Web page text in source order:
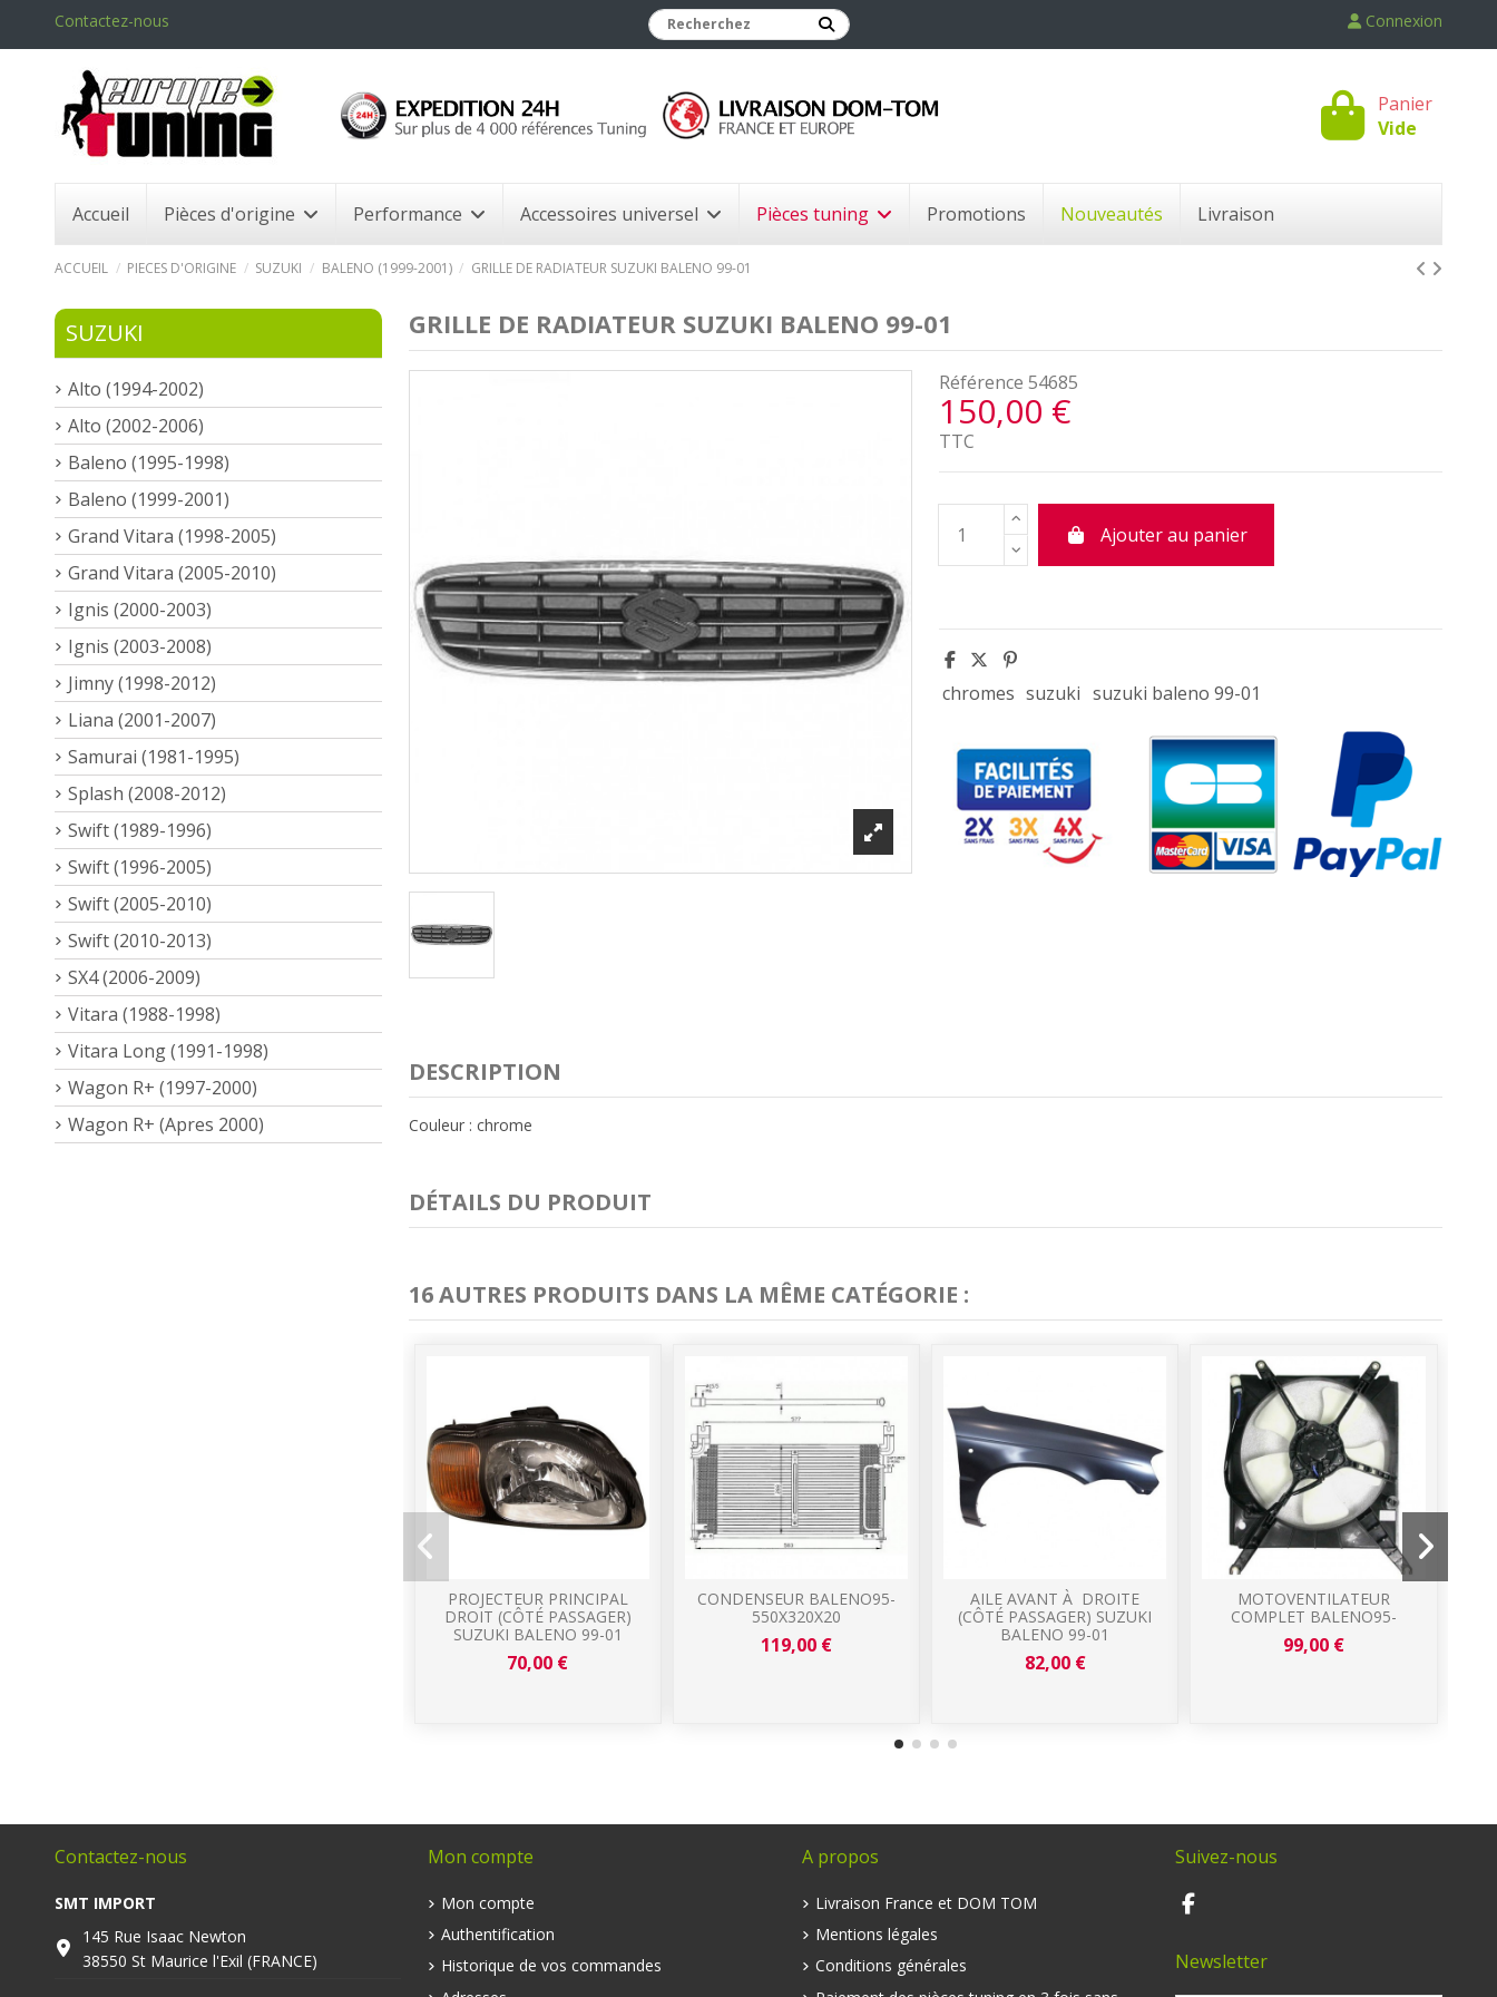
Contactez-nous Connexion
Panier
Vide
Accueil Pièces d'origine Performance Accessoires universel Pièces tuning Promotions Nouveautés Livraison
ACCUEIL PIECES D'ORIGINE SUZUKI BALENO (1999-2001) GRILLE DE RADIATEUR SUZUKI BALENO 99-01
GRILLE DE RADIATEUR SUZUKI BALENO 99-01
Référence 54685
150,00 €
TTC
Ajouter au panier
chromes suzuki suzuki baleno 99-01
DESCRIPTION
Couleur : chrome
DÉTAILS DU PRODUIT
16 AUTRES PRODUITS DANS LA MÊME CATÉGORIE :
PROJECTEUR PRINCIPAL
DROIT (CÔTÉ PASSAGER)
SUZUKI BALENO 99-01
70,00 €
CONDENSEUR BALENO95-
550X320X20
119,00 €
AILE AVANT À DROITE
(CÔTÉ PASSAGER) SUZUKI
BALENO 99-01
82,00 €
MOTOVENTILATEUR
COMPLET BALENO95-
99,00 €
SUZUKI
Alto (1994-2002)
Alto (2002-2006)
Baleno (1995-1998)
Baleno (1999-2001)
Grand Vitara (1998-2005)
Grand Vitara (2005-2010)
Ignis (2000-2003)
Ignis (2003-2008)
Jimny (1998-2012)
Liana (2001-2007)
Samurai (1981-1995)
Splash (2008-2012)
Swift (1989-1996)
Swift (1996-2005)
Swift (2005-2010)
Swift (2010-2013)
SX4 (2006-2009)
Vitara (1988-1998)
Vitara Long (1991-1998)
Wagon R+ (1997-2000)
Wagon R+ (Apres 2000)
Contactez-nous
SMT IMPORT
145 Rue Isaac Newton
38550 St Maurice l'Exil (FRANCE)
Mon compte
Mon compte
Authentification
Historique de vos commandes
A propos
Livraison France et DOM TOM
Mentions légales
Conditions générales
Suivez-nous
Newsletter